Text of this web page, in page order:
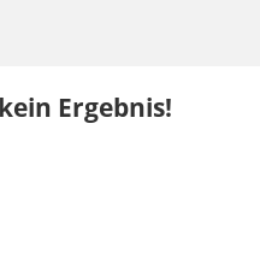
Ergebnis!